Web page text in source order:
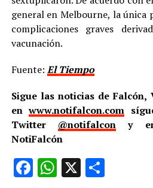
general en Melbourne, la
complicaciones graves
vacunación.
Fuente: El Tiempo
Sigue las noticias de Falcón,
enwww.notifalcon.com
Twitter @notifalcon y en
NotiFalcón
Facebook
WhatsApp
X